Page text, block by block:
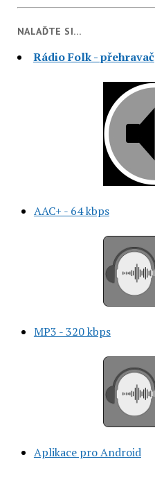
NALAĎTE SI…
Rádio Folk - přehravač
AAC+ - 64 kbps
MP3 - 320 kbps
Aplikace pro Android